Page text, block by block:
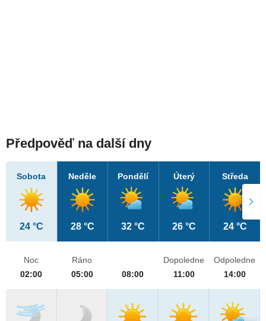
Předpověď na další dny
Sobota
24 °C
Neděle
28 °C
Pondělí
32 °C
Úterý
26 °C
Středa
24 °C
Noc
02:00
Ráno
05:00
08:00
Dopoledne
11:00
Odpoledne
14:00